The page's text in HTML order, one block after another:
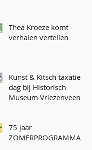
Thea Kroeze komt
verhalen vertellen
Kunst & Kitsch taxatie
dag bij Historisch
Museum Vriezenveen
75 jaar
ZOMERPROGRAMMA